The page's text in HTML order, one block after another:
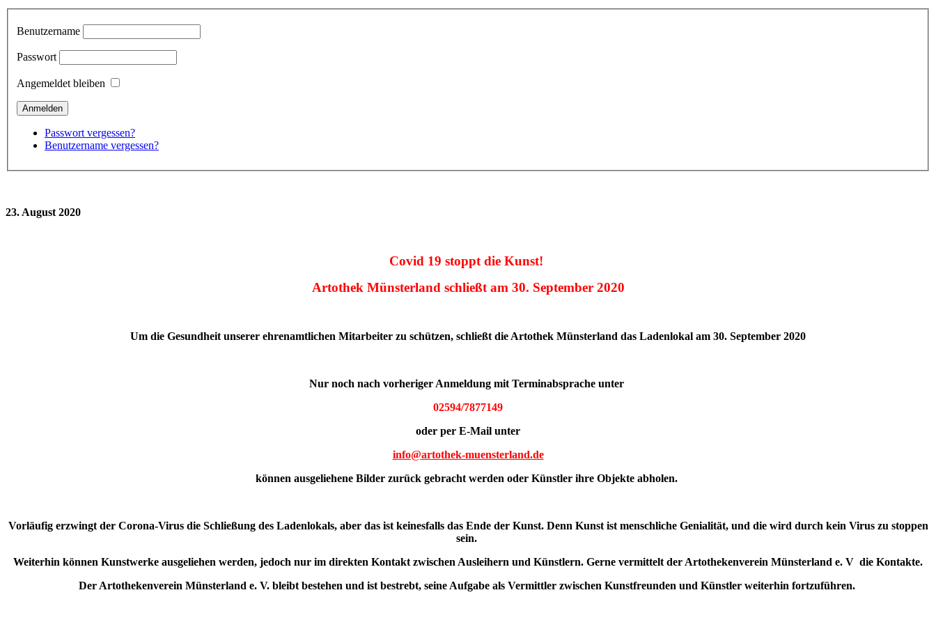
Benutzername
Passwort
Angemeldet bleiben
Passwort vergessen?
Benutzername vergessen?
23. August 2020
Covid 19 stoppt die Kunst!
Artothek Münsterland schließt am 30. September 2020
Um die Gesundheit unserer ehrenamtlichen Mitarbeiter zu schützen, schließt die Artothek Münsterland das Ladenlokal am 30. September 2020
Nur noch nach vorheriger Anmeldung mit Terminabsprache unter
02594/7877149
oder per E-Mail unter
info@artothek-muensterland.de
können ausgeliehene Bilder zurück gebracht werden oder Künstler ihre Objekte abholen.
Vorläufig erzwingt der Corona-Virus die Schließung des Ladenlokals, aber das ist keinesfalls das Ende der Kunst. Denn Kunst ist menschliche Genialität, und die wird durch kein Virus zu stoppen
sein.
Weiterhin können Kunstwerke ausgeliehen werden, jedoch nur im direkten Kontakt zwischen Ausleihern und Künstlern. Gerne vermittelt der Artothekenverein Münsterland e. V die Kontakte.
Der Artothekenverein Münsterland e. V. bleibt bestehen und ist bestrebt, seine Aufgabe als Vermittler zwischen Kunstfreunden und Künstler weiterhin fortzuführen.